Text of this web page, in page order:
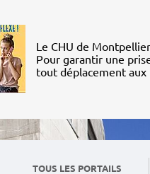
Le CHU de
Pour garantir une
tout déplacement aux
TOUS LES PORTAILS